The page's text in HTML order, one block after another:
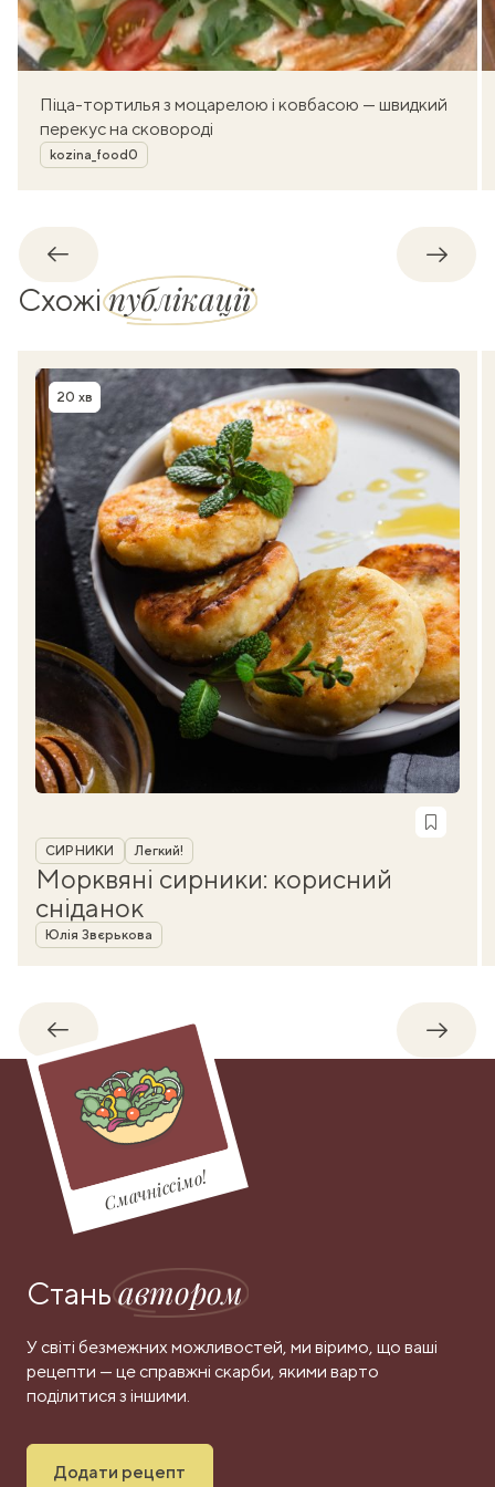
Піца-тортилья з моцарелою і ковбасою — швидкий
перекус на сковороді
Автор
kozina_food0
Назад
Схожіпублікації
Час приготування
20 хв
Рубрика
СИРНИКИ Легкий!
Морквяні сирники: корисний
сніданок
Автор
Юлія Звєрькова
Назад
Смачніссімо!
Станьавтором
У світі безмежних можливостей, ми віримо, що ваші
рецепти — це справжні скарби, якими варто
поділитися з іншими.
Додати рецепт